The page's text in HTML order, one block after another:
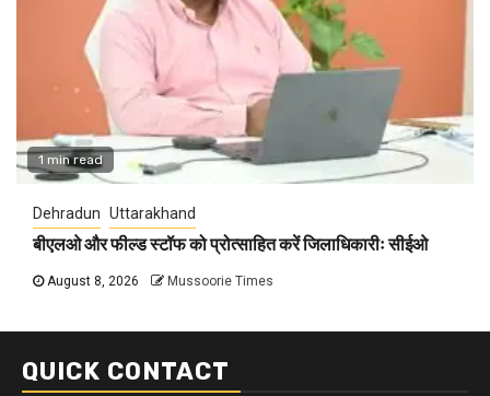
1 min read
Dehradun Uttarakhand
बीएलओ और फील्ड स्टॉफ को प्रोत्साहित करें जिलाधिकारीः सीईओ
August 8, 2026 Mussoorie Times
QUICK CONTACT